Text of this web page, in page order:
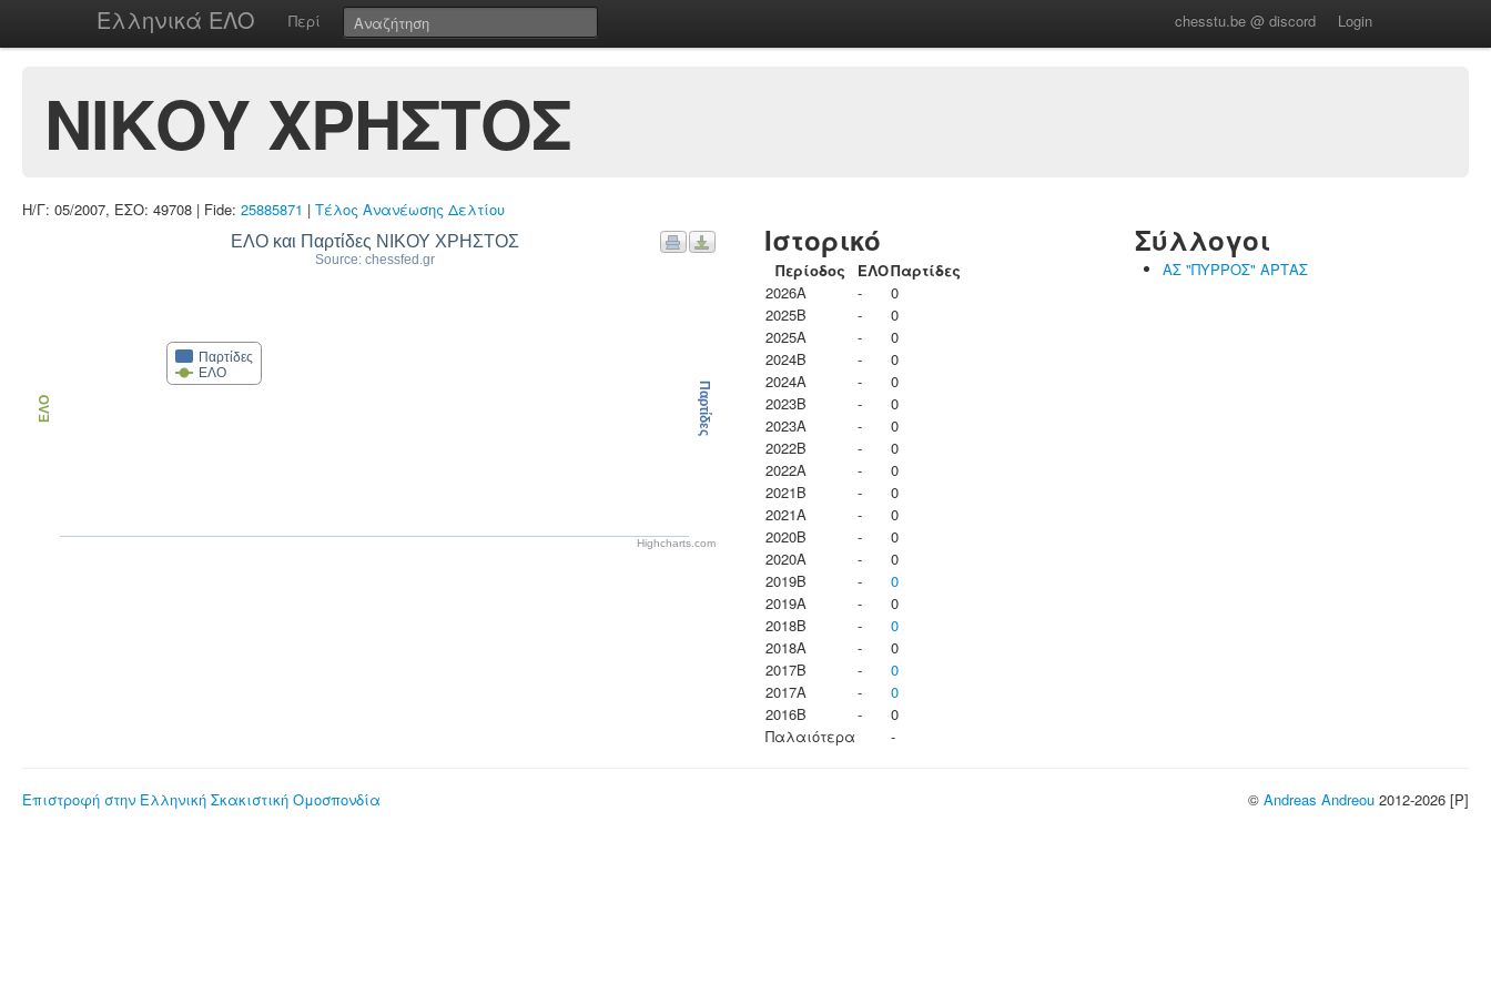
Ελληνικά ΕΛΟ Περί chesstu.be @ discord Login
ΝΙΚΟΥ ΧΡΗΣΤΟΣ
Η/Γ: 05/2007, ΕΣΟ: 49708 | Fide: 25885871 | Τέλος Ανανέωσης Δελτίου
ΕΛΟ και Παρτίδες ΝΙΚΟΥ ΧΡΗΣΤΟΣ
Source: chessfed.gr
Παρτίδες
ΕΛΟ
ΕΛΟ Παρτίδες
Highcharts.com
Ιστορικό
Περίοδος ΕΛΟΠαρτίδες
2026A
-
0
2025B
-
0
2025A
-
0
2024B
-
0
2024A
-
0
2023B
-
0
2023Α
-
0
2022B
-
0
2022A
-
0
2021B
-
0
2021A
-
0
2020B
-
0
2020A
-
0
2019B
-
0
2019A
-
0
2018B
-
0
2018A
-
0
2017B
-
0
2017A
-
0
2016B
-
0
Παλαιότερα
-
Σύλλογοι
ΑΣ "ΠΥΡΡΟΣ" ΑΡΤΑΣ
Επιστροφή στην Ελληνική Σκακιστική Ομοσπονδία © Andreas Andreou 2012-2026 [P]